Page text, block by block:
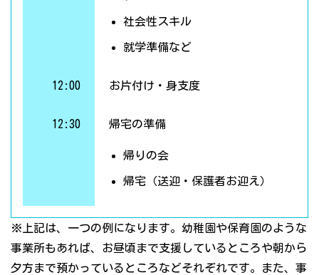
社会性スキル
就学準備など
12:00 お片付け・身支度
12:30 帰宅の準備
帰りの会
帰宅（送迎・保護者お迎え）
※上記は、一つの例になります。幼稚園や保育園のような
事業所もあれば、お昼頃まで支援しているところや朝から
夕方まで預かっているところなどそれぞれです。また、事